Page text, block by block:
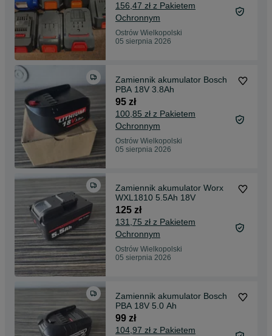
156,47 zł z Pakietem
Ochronnym
Ostrów Wielkopolski
05 sierpnia 2026
Zamiennik akumulator Bosch
PBA 18V 3.8Ah
95 zł
100,85 zł z Pakietem
Ochronnym
Ostrów Wielkopolski
05 sierpnia 2026
Zamiennik akumulator Worx
WXL1810 5.5Ah 18V
125 zł
131,75 zł z Pakietem
Ochronnym
Ostrów Wielkopolski
05 sierpnia 2026
Zamiennik akumulator Bosch
PBA 18V 5.0 Ah
99 zł
104,97 zł z Pakietem